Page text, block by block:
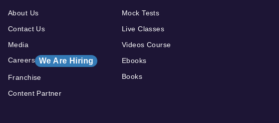
About Us
Contact Us
Media
Careers We Are Hiring
Franchise
Content Partner
Mock Tests
Live Classes
Videos Course
Ebooks
Books